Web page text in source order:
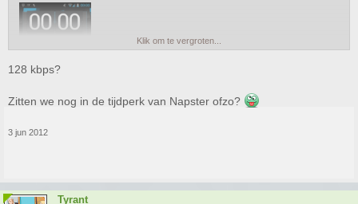
Klik om te vergroten...
128 kbps?
Zitten we nog in de tijdperk van Napster ofzo?
3 jun 2012
Tyrant